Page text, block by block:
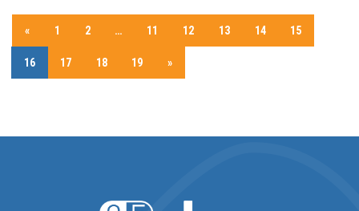
« 1 2 … 11 12 13 14 15
16 17 18 19 »